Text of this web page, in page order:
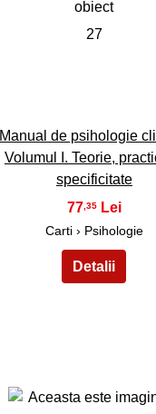
27
Manual de psihologie
Volumul I. Teorie,
specificitate
77,35
Carti › Psihologie